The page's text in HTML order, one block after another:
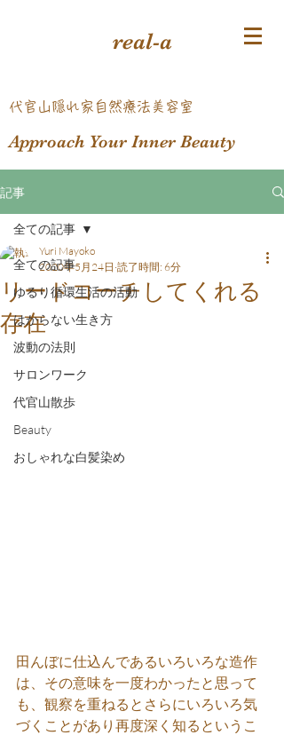
real-a
​代官山隠れ家自然療法美容室
Approach Your Inner Beauty
記事
全ての記事
ゆるり循環生活の活動
はからない生き方
波動の法則
サロンワーク
代官山散歩
Beauty
おしゃれな白髪染め
全ての記事
リードコーチしてくれる
存在
Yuri Mayoko
2020年5月24日 読了時間: 6分
田んぼに仕込んであるいろいろな造作
は、その意味を一度わかったと思って
も、観察を重ねるとさらにいろいろ気
づくことがあり再度深く知るというこ